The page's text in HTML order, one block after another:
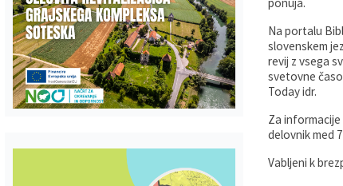
Na portalu
slovenskem
revij z vsega
svetovne
Today idr.
Za
delovnik med
Vabljeni k